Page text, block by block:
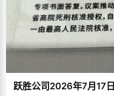
跃胜公司2026年7月17日